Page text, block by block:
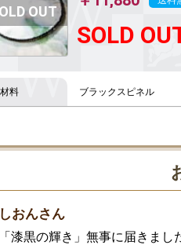
SOLD
ブラックスピネル
しおんさん
「漆黒の輝き」無事に届きまし